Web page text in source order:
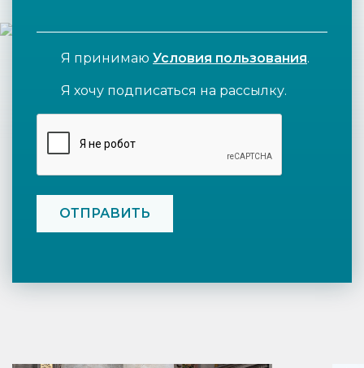
Я принимаю Условия пользования.
Я хочу подписаться на рассылку.
CAPTCHA